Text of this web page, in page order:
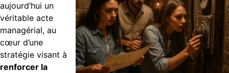
aujourd’hui un
véritable acte
managérial, au
cœur d’une
stratégie visant à
renforcer la